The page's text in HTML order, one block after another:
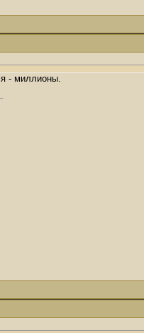
- миллионы.